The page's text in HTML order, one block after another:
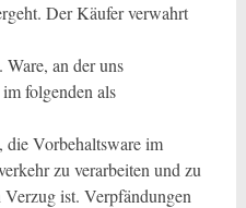
Der Käufer verwahrt
an der uns
folgenden als
die Vorbehaltsware im
zu verarbeiten und zu
ist. Verpfändungen